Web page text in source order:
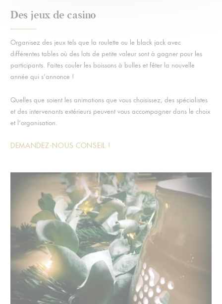
Des jeux de casino
Organisez des jeux tels que la roulette ou le black jack avec
différentes tables où des lots de petite valeur sont à gagner pour les
participants. Faites couler les boissons à bulles et fêter la nouvelle
année qui s’annonce !
Quelles que soient les animations que vous choisissez, des spécialistes
et des intervenants extérieurs peuvent vous accompagner dans le choix
et l’organisation.
DEMANDEZ-NOUS CONSEIL !